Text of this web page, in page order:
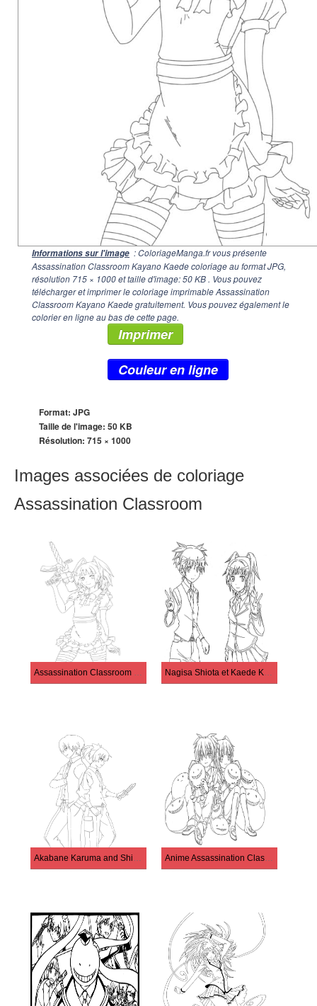
Informations sur l'image : ColoriageManga.fr vous présente
Assassination Classroom Kayano Kaede coloriage au format JPG,
résolution 715 × 1000et taille d'image: 50 KB . Vous pouvez
télécharger et imprimer le coloriage imprimable Assassination
Classroom Kayano Kaede gratuitement. Vous pouvez également le
colorier en ligne au bas de cette page.
Imprimer
Couleur en ligne
Format: JPG
Taille de l'image: 50 KB
Résolution: 715 × 1000
Images associées de coloriage
Assassination Classroom
Assassination Classroom Kayano Kaede Nagisa Shiota et Kaede Kayano de Assassination Classroom
Akabane Karuma and Shiota Nagisa Anime Assassination Classroom